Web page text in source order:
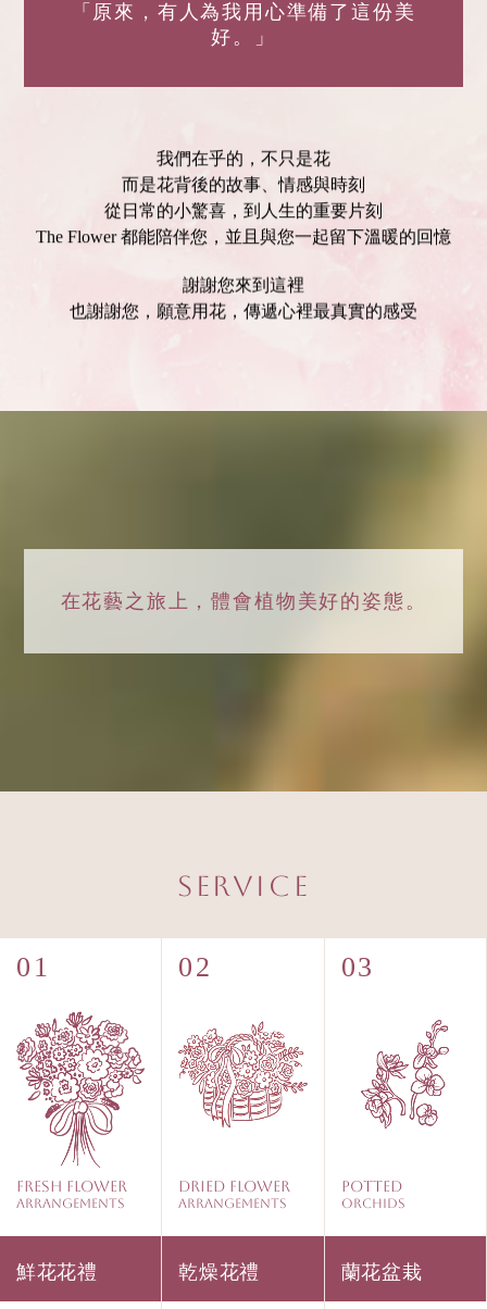
「原來，有人為我用心準備了這份美
好。」
我們在乎的，不只是花
而是花背後的故事、情感與時刻
從日常的小驚喜，到人生的重要片刻
The Flower 都能陪伴您，並且與您一起留下溫暖的回憶
謝謝您來到這裡
也謝謝您，願意用花，傳遞心裡最真實的感受
在花藝之旅上，體會植物美好的姿態。
Service
Fresh Flower
Arrangements
鮮花花禮
Dried Flower
Arrangements
乾燥花禮
Potted
Orchids
蘭花盆栽